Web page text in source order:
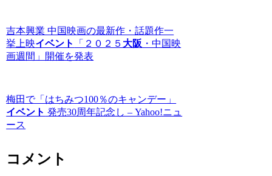
吉本興業 中国映画の最新作・話題作一
挙上映イベント 「２０２５ 大阪 ・中国映
画週間」開催を発表
梅田で「はちみつ100％のキャンデー」
イベント 発売30周年記念し – Yahoo!ニュ
ース
コメント